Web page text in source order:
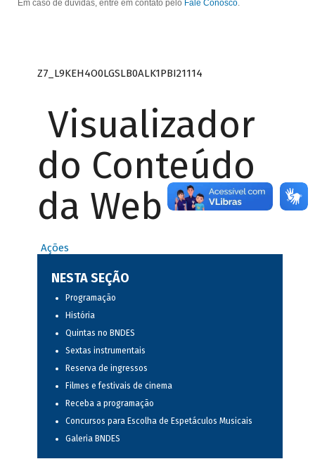
Em caso de dúvidas, entre em contato pelo Fale Conosco.
Z7_L9KEH4O0LGSLB0ALK1PBI21114
Visualizador
do Conteúdo
da Web
Ações
NESTA SEÇÃO
Programação
História
Quintas no BNDES
Sextas instrumentais
Reserva de ingressos
Filmes e festivais de cinema
Receba a programação
Concursos para Escolha de Espetáculos Musicais
Galeria BNDES